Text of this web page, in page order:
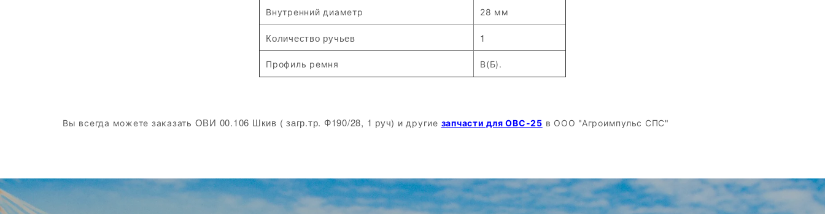
Внутренний диаметр 28 мм
Количество ручьев 1
Профиль ремня В(Б).
Вы всегда можете заказать ОВИ 00.106 Шкив ( загр.тр. Ф190/28, 1 руч) и другие запчасти для ОВС-25 в ООО "Агроимпульс СПС"